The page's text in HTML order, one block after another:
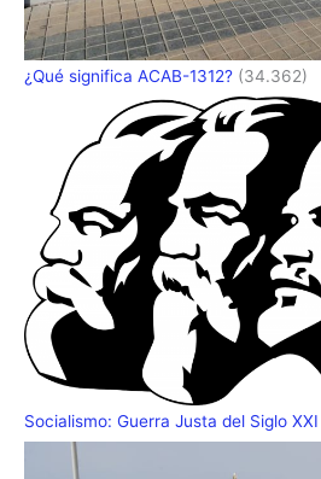
¿Qué significa ACAB-1312? (34.362)
Socialismo: Guerra Justa del Siglo XXI